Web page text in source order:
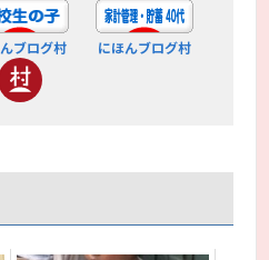
ブログ村 にほんブログ村